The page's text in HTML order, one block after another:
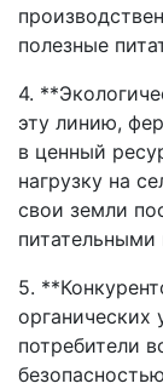
полезные
4.
эту линию,
в ценный
нагрузку на
свои земли
5.
органических
потребители